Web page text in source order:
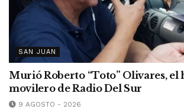
SAN JUAN
Murió Roberto “Toto” Olivares, el
movilero de Radio Del Sur
9 AGOSTO - 2026